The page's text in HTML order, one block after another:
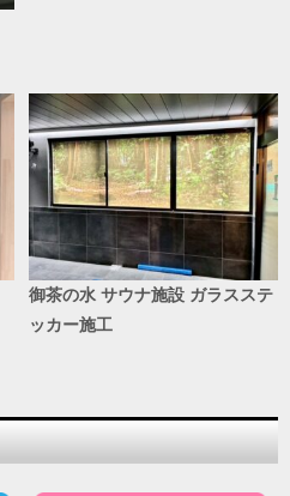
御茶の水 サウナ施設 ガラスステ
ッカー施工